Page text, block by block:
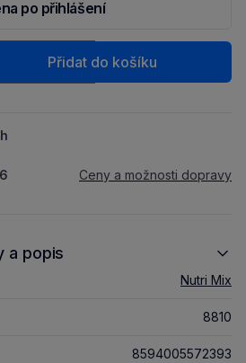
po přihlášení
+
Přidat do košíku
Ceny a možnosti dopravy
a popis
Nutri Mix
8810
8594005572393